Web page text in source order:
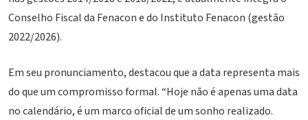
Conselho Fiscal da Fenacon e do Instituto Fenacon (gestão
2022/2026).
Em seu pronunciamento, destacou que a data representa mais
do que um compromisso formal. “Hoje não é apenas uma data
no calendário, é um marco oficial de um sonho realizado.